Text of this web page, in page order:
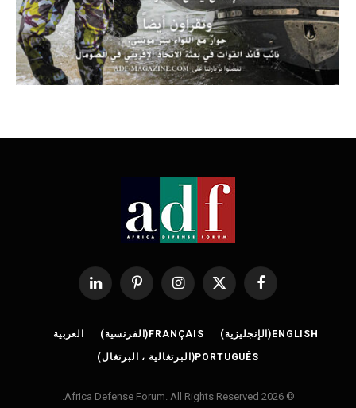
فيسبوك
X
الانستغرامبينتيريستلينكدإن
ENGLISH
(الإنجليزية )
FRANÇAIS
(الفرنسية ) العربية
PORTUGUÊS
( البرتغالية ، البرتغال)
© 2026 Africa Defense Forum. All Rights Reserved.